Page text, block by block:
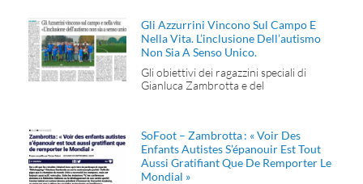
Gli Azzurrini Vincono Sul Campo E
Nella Vita. L’inclusione Dell’autismo
Non Sia A Senso Unico.
Gli obiettivi dei ragazzini speciali di
Gianluca Zambrotta e del
SoFoot – Zambrotta : « Voir Des
Enfants Autistes S’épanouir Est Tout
Aussi Gratifiant Que De Remporter Le
Mondial »